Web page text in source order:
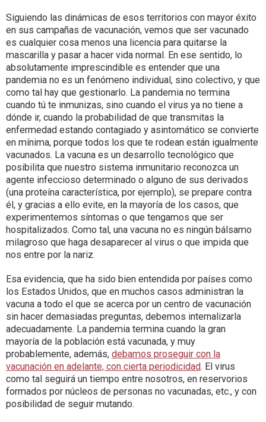
Siguiendo las dinámicas de esos territorios con mayor éxito
en sus campañas de vacunación, vemos que ser vacunado
es cualquier cosa menos una licencia para quitarse la
mascarilla y pasar a hacer vida normal. En ese sentido, lo
absolutamente imprescindible es entender que una
pandemia no es un fenómeno individual, sino colectivo, y que
como tal hay que gestionarlo. La pandemia no termina
cuando tú te inmunizas, sino cuando el virus ya no tiene a
dónde ir, cuando la probabilidad de que transmitas la
enfermedad estando contagiado y asintomático se convierte
en mínima, porque todos los que te rodean están igualmente
vacunados. La vacuna es un desarrollo tecnológico que
posibilita que nuestro sistema inmunitario reconozca un
agente infeccioso determinado o alguno de sus derivados
(una proteína característica, por ejemplo), se prepare contra
él, y gracias a ello evite, en la mayoría de los casos, que
experimentemos síntomas o que tengamos que ser
hospitalizados. Como tal, una vacuna no es ningún bálsamo
milagroso que haga desaparecer al virus o que impida que
nos entre por la nariz.
Esa evidencia, que ha sido bien entendida por países como
los Estados Unidos, que en muchos casos administran la
vacuna a todo el que se acerca por un centro de vacunación
sin hacer demasiadas preguntas, debemos internalizarla
adecuadamente. La pandemia termina cuando la gran
mayoría de la población está vacunada, y muy
probablemente, además, debamos proseguir con la
vacunación en adelante, con cierta periodicidad. El virus
como tal seguirá un tiempo entre nosotros, en reservorios
formados por núcleos de personas no vacunadas, etc., y con
posibilidad de seguir mutando.